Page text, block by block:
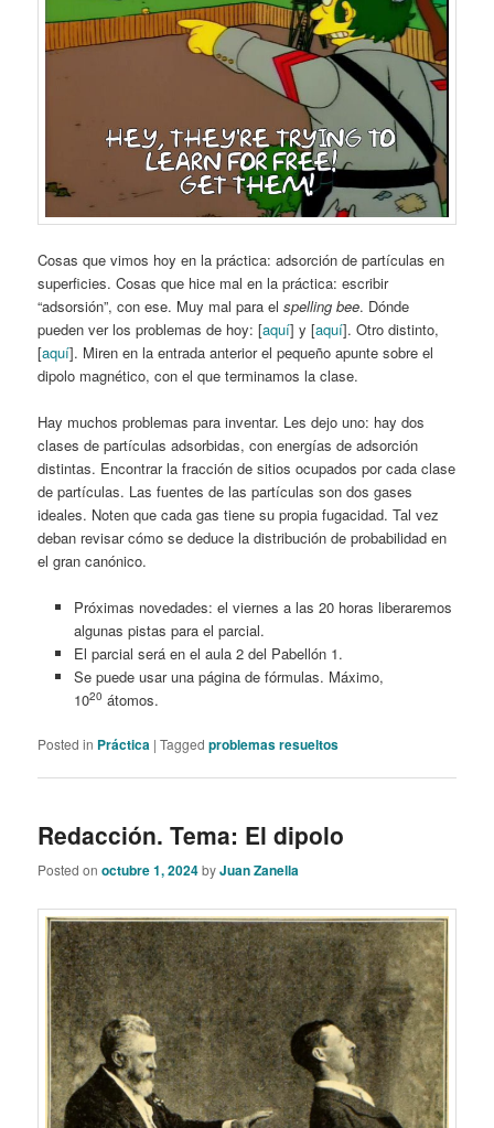
Cosas que vimos hoy en la práctica: adsorción de partículas en
superficies. Cosas que hice mal en la práctica: escribir
“adsorsión”, con ese. Muy mal para elspelling bee. Dónde
pueden ver los problemas de hoy: [aquí] y [aquí]. Otro distinto,
[aquí]. Miren en la entrada anterior el pequeño apunte sobre el
dipolo magnético, con el que terminamos la clase.
Hay muchos problemas para inventar. Les dejo uno: hay dos
clases de partículas adsorbidas, con energías de adsorción
distintas. Encontrar la fracción de sitios ocupados por cada clase
de partículas. Las fuentes de las partículas son dos gases
ideales. Noten que cada gas tiene su propia fugacidad. Tal vez
deban revisar cómo se deduce la distribución de probabilidad en
el gran canónico.
Próximas novedades: el viernes a las 20 horas liberaremos
algunas pistas para el parcial.
El parcial será en el aula 2 del Pabellón 1.
Se puede usar una página de fórmulas. Máximo,
1020 átomos.
Posted in Práctica |Tagged problemas resueltos
Redacción. Tema: El dipolo
Posted onoctubre 1, 2024byJuan Zanella